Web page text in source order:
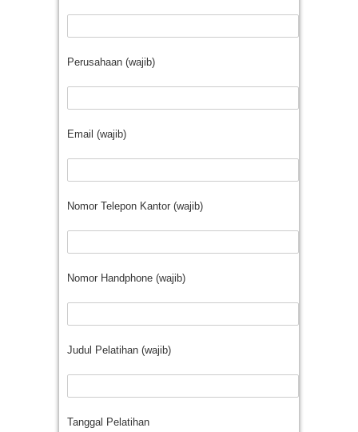
Perusahaan (wajib)
Email (wajib)
Nomor Telepon Kantor (wajib)
Nomor Handphone (wajib)
Judul Pelatihan (wajib)
Tanggal Pelatihan